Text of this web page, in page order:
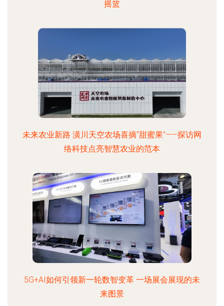
摇篮
未来农业新路 潢川天空农场喜摘“甜蜜果”——探访网
络科技点亮智慧农业的范本
5G+AI如何引领新一轮数智变革 一场展会展现的未
来图景